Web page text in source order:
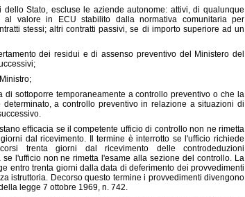
Stato, escluse le aziende autonome: attivi, di qualunque
valore in ECU stabilito dalla normativa comunitaria per
stessi; altri contratti passivi, se di importo superiore ad un
dei residui e di assenso preventivo del Ministero del
sottoporre temporaneamente a controllo preventivo o che la
a controllo preventivo in relazione a situazioni di
efficacia se il competente ufficio di controllo non ne rimetta
dal ricevimento. Il termine è interrotto se l'ufficio richiede
trenta giorni dal ricevimento delle controdeduzioni
l'ufficio non ne rimetta l'esame alla sezione del controllo. La
entro trenta giorni dalla data di deferimento dei provvedimenti
istruttoria. Decorso questo termine i provvedimenti divengono
legge 7 ottobre 1969, n. 742.